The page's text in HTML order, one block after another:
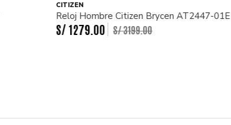
CITIZEN
Reloj Hombre Citizen Brycen AT2447-01E
S/1279.00 S/3199.00